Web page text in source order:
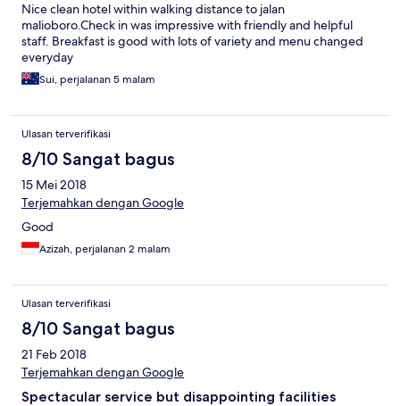
Nice clean hotel within walking distance to jalan
malioboro.Check in was impressive with friendly and helpful
staff. Breakfast is good with lots of variety and menu changed
everyday
Sui, perjalanan 5 malam
Ulasan terverifikasi
8/10 Sangat bagus
15 Mei 2018
Terjemahkan dengan Google
Good
Azizah, perjalanan 2 malam
Ulasan terverifikasi
8/10 Sangat bagus
21 Feb 2018
Terjemahkan dengan Google
Spectacular service but disappointing facilities